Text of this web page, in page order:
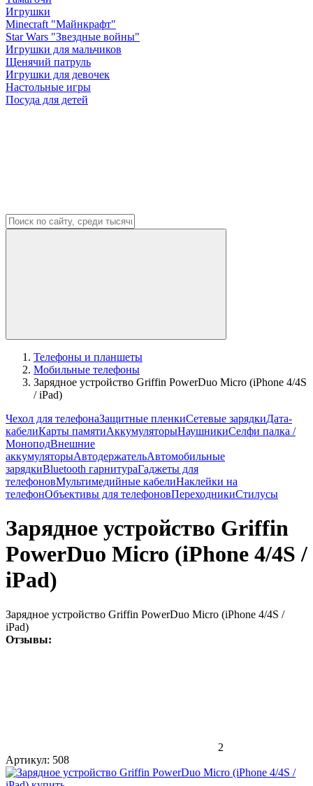
Игрушки
Minecraft "Майнкрафт"
Star Wars "Звездные войны"
Игрушки для мальчиков
Щенячий патруль
Игрушки для девочек
Настольные игры
Посуда для детей
Телефоны и планшеты
Мобильные телефоны
Зарядное устройство Griffin PowerDuo Micro (iPhone 4/4S
/ iPad)
Чехол для телефонаЗащитные пленкиСетевые зарядкиДата-
кабелиКарты памятиАккумуляторыНаушникиСелфи палка /
МоноподВнешние
аккумуляторыАвтодержательАвтомобильные
зарядкиBluetooth гарнитураГаджеты для
телефоновМультимедийные кабелиНаклейки на
телефонОбъективы для телефоновПереходникиСтилусы
Зарядное устройство Griffin
PowerDuo Micro (iPhone 4/4S /
iPad)
Зарядное устройство Griffin PowerDuo Micro (iPhone 4/4S /
iPad)
Отзывы:
2
Артикул: 508